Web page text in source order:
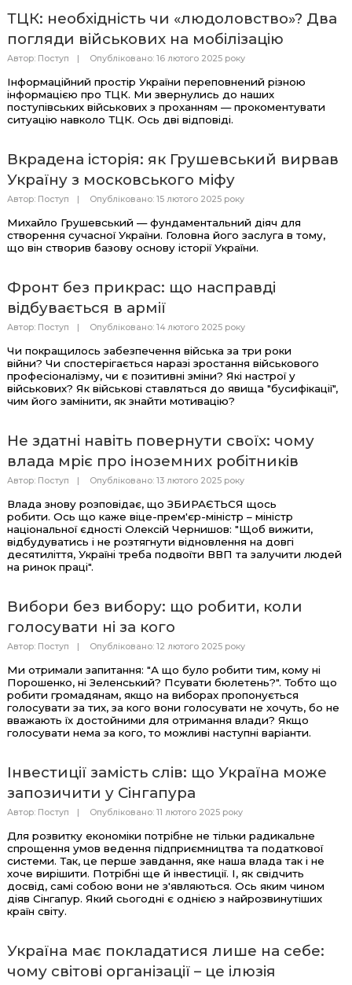
ТЦК: необхідність чи «людоловство»? Два
погляди військових на мобілізацію
Автор: Поступ Опубліковано: 16 лютого 2025 року
Інформаційний простір України переповнений різною
інформацією про ТЦК. Ми звернулись до наших
поступівських військових з проханням — прокоментувати
ситуацію навколо ТЦК. Ось дві відповіді.
Вкрадена історія: як Грушевський вирвав
Україну з московського міфу
Автор: Поступ Опубліковано: 15 лютого 2025 року
Михайло Грушевський — фундаментальний діяч для
створення сучасної України. Головна його заслуга в тому,
що він створив базову основу історії України.
Фронт без прикрас: що насправді
відбувається в армії
Автор: Поступ Опубліковано: 14 лютого 2025 року
Чи покращилось забезпечення війська за три роки
війни? Чи спостерігається наразі зростання військового
професіоналізму, чи є позитивні зміни? Які настрої у
військових? Як військові ставляться до явища "бусифікації",
чим його замінити, як знайти мотивацію?
Не здатні навіть повернути своїх: чому
влада мріє про іноземних робітників
Автор: Поступ Опубліковано: 13 лютого 2025 року
Влада знову розповідає, що ЗБИРАЄТЬСЯ щось
робити. Ось що каже віце-прем'єр-міністр – міністр
національної єдності Олексій Чернишов: "Щоб вижити,
відбудуватись і не розтягнути відновлення на довгі
десятиліття, Україні треба подвоїти ВВП та залучити людей
на ринок праці".
Вибори без вибору: що робити, коли
голосувати ні за кого
Автор: Поступ Опубліковано: 12 лютого 2025 року
Ми отримали запитання: "А що було робити тим, кому ні
Порошенко, ні Зеленський? Псувати бюлетень?". Тобто що
робити громадянам, якщо на виборах пропонується
голосувати за тих, за кого вони голосувати не хочуть, бо не
вважають їх достойними для отримання влади? Якщо
голосувати нема за кого, то можливі наступні варіанти.
Інвестиції замість слів: що Україна може
запозичити у Сінгапура
Автор: Поступ Опубліковано: 11 лютого 2025 року
Для розвитку економіки потрібне не тільки радикальне
спрощення умов ведення підприємництва та податкової
системи. Так, це перше завдання, яке наша влада так і не
хоче вирішити. Потрібні ще й інвестиції. І, як свідчить
досвід, самі собою вони не з'являються. Ось яким чином
діяв Сінгапур. Який сьогодні є однією з найрозвинутіших
країн світу.
Україна має покладатися лише на себе:
чому світові організації – це ілюзія